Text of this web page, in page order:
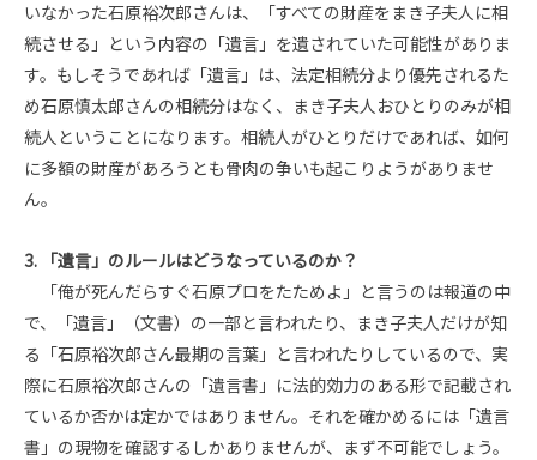
いなかった石原裕次郎さんは、「すべての財産をまき子夫人に相
続させる」という内容の「遺言」を遺されていた可能性がありま
す。もしそうであれば「遺言」は、法定相続分より優先されるた
め石原慎太郎さんの相続分はなく、まき子夫人おひとりのみが相
続人ということになります。相続人がひとりだけであれば、如何
に多額の財産があろうとも骨肉の争いも起こりようがありませ
ん。
3. 「遺言」のルールはどうなっているのか？
「俺が死んだらすぐ石原プロをたためよ」と言うのは報道の中
で、「遺言」（文書）の一部と言われたり、まき子夫人だけが知
る「石原裕次郎さん最期の言葉」と言われたりしているので、実
際に石原裕次郎さんの「遺言書」に法的効力のある形で記載され
ているか否かは定かではありません。それを確かめるには「遺言
書」の現物を確認するしかありませんが、まず不可能でしょう。